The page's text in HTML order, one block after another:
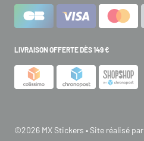
LIVRAISON OFFERTE DÈS 149 €
©2026 MX Stickers • Site réalisé par